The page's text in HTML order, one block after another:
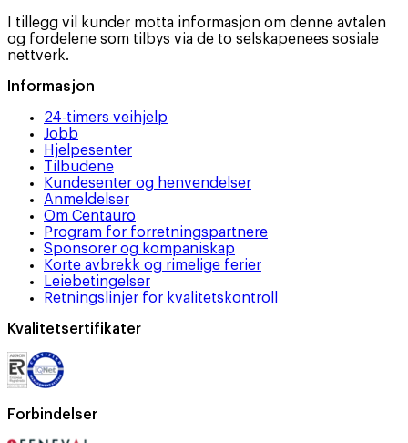
I tillegg vil kunder motta informasjon om denne avtalen
og fordelene som tilbys via de to selskapenees sosiale
nettverk.
Informasjon
24-timers veihjelp
Jobb
Hjelpesenter
Tilbudene
Kundesenter og henvendelser
Anmeldelser
Om Centauro
Program for forretningspartnere
Sponsorer og kompaniskap
Korte avbrekk og rimelige ferier
Leiebetingelser
Retningslinjer for kvalitetskontroll
Kvalitetsertifikater
Forbindelser